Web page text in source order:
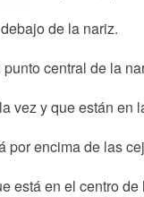
de la nariz.
central de la
vez y que están en
por encima de las
está en el centro